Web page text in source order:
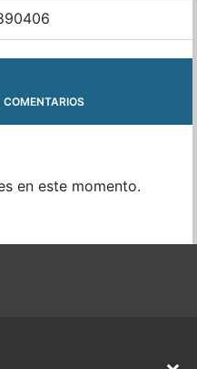
COMENTARIOS
en este momento.